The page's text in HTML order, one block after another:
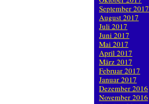
September 2017
August 2017
Juli 2017
Juni 2017
Mai 2017
April 2017
März 2017
Februar 2017
Januar 2017
Dezember 2016
November 2016